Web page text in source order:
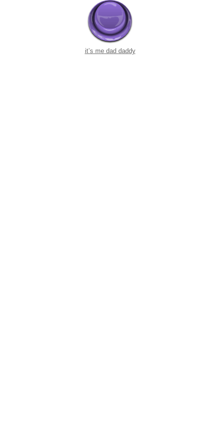
it’s me dad daddy